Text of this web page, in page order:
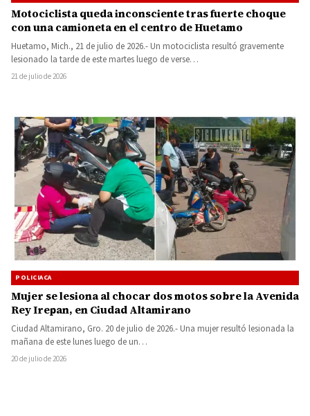
Motociclista queda inconsciente tras fuerte choque
con una camioneta en el centro de Huetamo
Huetamo, Mich., 21 de julio de 2026.- Un motociclista resultó gravemente
lesionado la tarde de este martes luego de verse…
21 de julio de 2026
POLICIACA
Mujer se lesiona al chocar dos motos sobre la Avenida
Rey Irepan, en Ciudad Altamirano
Ciudad Altamirano, Gro. 20 de julio de 2026.- Una mujer resultó lesionada la
mañana de este lunes luego de un…
20 de julio de 2026